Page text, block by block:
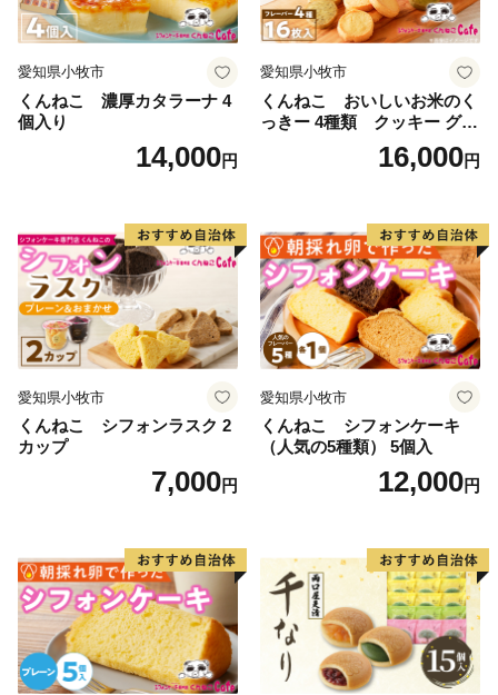
西尾市総合政策部秘書政策課
TEL：0563-65-2154
Mail：furusato@city.nishio.lg.jp
愛知県小牧市
くんねこ 濃厚カタラーナ 4
個入り
14,000円
愛知県小牧市
くんねこ おいしいお米のく
っきー 4種類 クッキー グル
16,000円
愛知県小牧市
くんねこ シフォンラスク 2
カップ
7,000円
愛知県小牧市
くんねこ シフォンケーキ
（人気の5種類） 5個入
12,000円